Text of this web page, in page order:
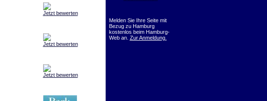
Jetzt bewerten
Jetzt bewerten
Jetzt bewerten
Melden Sie Ihre Seite mit
Bezug zu Hamburg
kostenlos beim Hamburg-
Web an. Zur Anmeldung.